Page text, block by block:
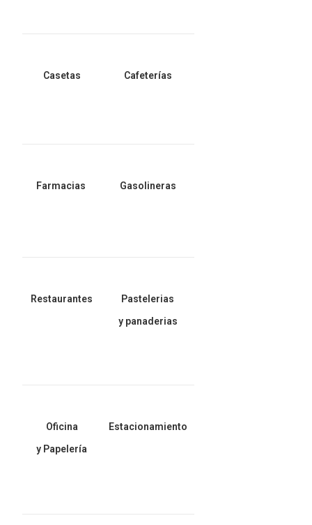
Casetas Cafeterías
Farmacias Gasolineras
Restaurantes
Pastelerias
y panaderias
Oficina
y Papelería
Estacionamiento